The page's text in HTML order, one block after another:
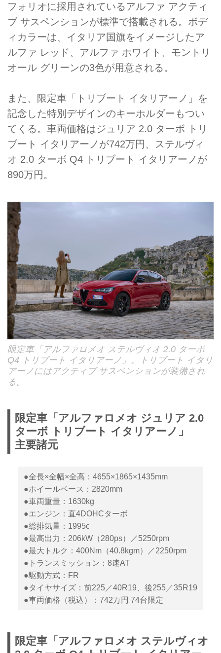
フォリオに採用されているアルファ アクティ
ブ サスペンションが標準で搭載される。ボデ
ィカラーは、イタリア国旗をイメージしたア
ルファ レッド、アルファ ホワイト、モントリ
オール グリーンの3色が用意される。
また、限定車「トリブート イタリアーノ」を
記念した特別デザインのキーホルダーもつい
てくる。車両価格はジュリア 2.0 ターボ トリ
ブート イタリアーノが742万円、ステルヴィ
オ 2.0 ターボ Q4 トリブート イタリアーノが
890万円。
限定車「アルファロメオ ステルヴィオ 2.0 ターボ
Q4 トリブート イタリアーノ」。トリブート イタリ
アーノにはアクティブ サスペンションが装備され
る。
限定車「アルファロメオ ジュリア 2.0
ターボ トリブート イタリアーノ」
主要諸元
●全長×全幅×全高：4655×1865×1435mm
●ホイールベース：2820mm
●車両重量：1630kg
●エンジン：直4DOHCターボ
●総排気量：1995c
●最高出力：206kW（280ps）／5250rpm
●最大トルク：400Nm（40.8kgm）／2250rpm
●トランスミッション：8速AT
●駆動方式：FR
●タイヤサイズ：前225／40R19、後255／35R19
●車両価格（税込）：742万円 74台限定
限定車「アルファロメオ ステルヴィオ